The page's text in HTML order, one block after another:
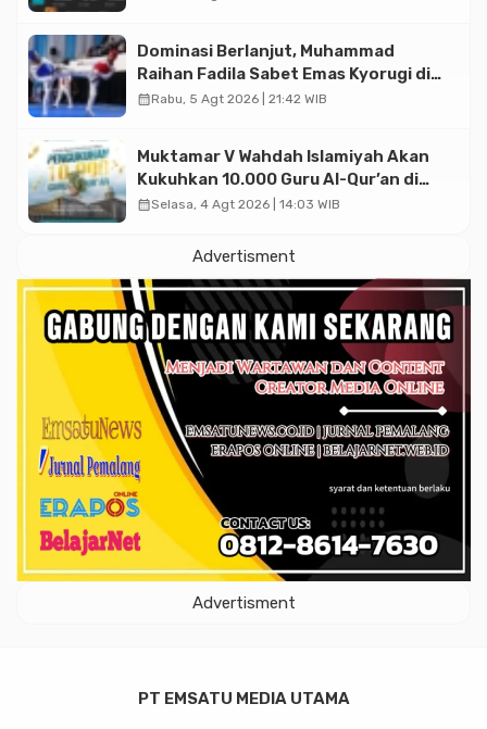
Dominasi Berlanjut, Muhammad
Raihan Fadila Sabet Emas Kyorugi di
Asian Taekwondo Indonesia Open
calendar_monthRabu, 5 Agt 2026 | 21:42 WIB
Muktamar V Wahdah Islamiyah Akan
Kukuhkan 10.000 Guru Al-Qur’an di
Masjid Istiqlal
calendar_monthSelasa, 4 Agt 2026 | 14:03 WIB
Advertisment
Advertisment
PT EMSATU MEDIA UTAMA